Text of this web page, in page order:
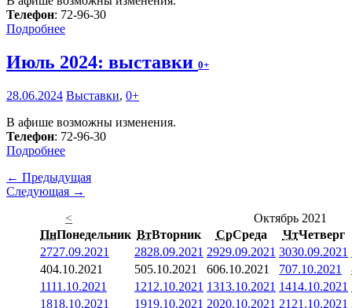
Телефон: 72-96-30
Подробнее
Июль 2024: выставки 0+
28.06.2024 Выставки, 0+
В афише возможны изменения.
Телефон: 72-96-30
Подробнее
← Предыдущая
Следующая →
<
Октябрь 2021
ПнПонедельник ВтВторник СрСреда ЧтЧетверг
2727.09.2021 2828.09.2021 2929.09.2021 3030.09.2021
404.10.2021 505.10.2021 606.10.2021 707.10.2021
1111.10.2021 1212.10.2021 1313.10.2021 1414.10.2021
1818.10.2021 1919.10.2021 2020.10.2021 21 21.10.2021